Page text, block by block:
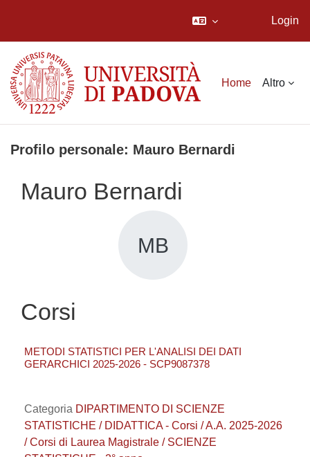
Login
Home Altro
Profilo personale: Mauro Bernardi
Mauro Bernardi
MB
Corsi
METODI STATISTICI PER L'ANALISI DEI DATI
GERARCHICI 2025-2026 - SCP9087378
Categoria DIPARTIMENTO DI SCIENZE
STATISTICHE / DIDATTICA - Corsi / A.A. 2025-2026
/ Corsi di Laurea Magistrale / SCIENZE